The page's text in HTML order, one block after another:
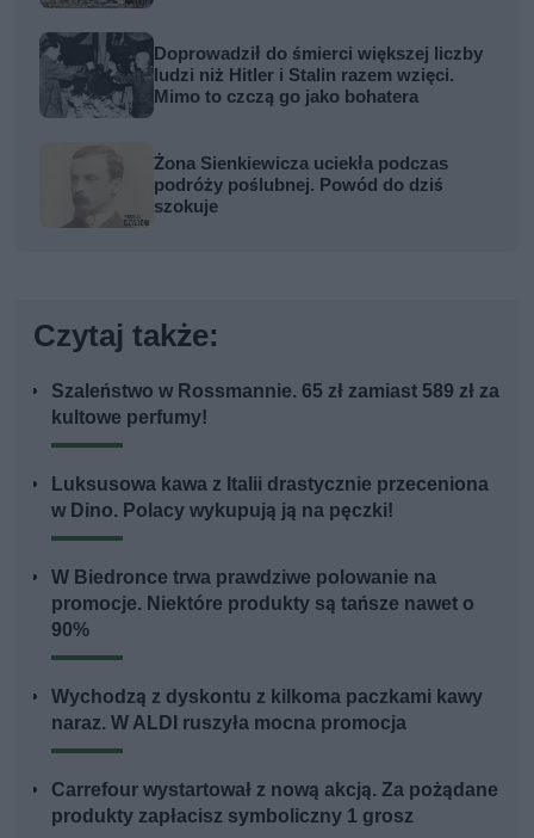
Doprowadził do śmierci większej liczby
ludzi niż Hitler i Stalin razem wzięci.
Mimo to czczą go jako bohatera
Żona Sienkiewicza uciekła podczas
podróży poślubnej. Powód do dziś
szokuje
Czytaj także:
Szaleństwo w Rossmannie. 65 zł zamiast 589 zł za
kultowe perfumy!
Luksusowa kawa z Italii drastycznie przeceniona
w Dino. Polacy wykupują ją na pęczki!
W Biedronce trwa prawdziwe polowanie na
promocje. Niektóre produkty są tańsze nawet o
90%
Wychodzą z dyskontu z kilkoma paczkami kawy
naraz. W ALDI ruszyła mocna promocja
Carrefour wystartował z nową akcją. Za pożądane
produkty zapłacisz symboliczny 1 grosz